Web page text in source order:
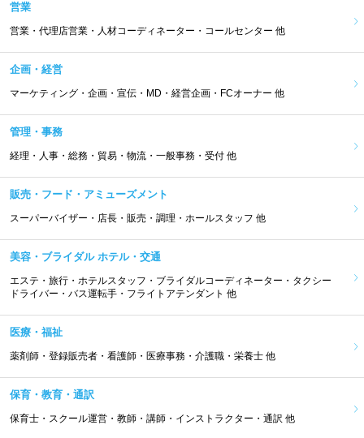
営業
営業・代理店営業・人材コーディネーター・コールセンター 他
企画・経営
マーケティング・企画・宣伝・MD・経営企画・FCオーナー 他
管理・事務
経理・人事・総務・貿易・物流・一般事務・受付 他
販売・フード・アミューズメント
スーパーバイザー・店長・販売・調理・ホールスタッフ 他
美容・ブライダル ホテル・交通
エステ・旅行・ホテルスタッフ・ブライダルコーディネーター・タクシー
ドライバー・バス運転手・フライトアテンダント 他
医療・福祉
薬剤師・登録販売者・看護師・医療事務・介護職・栄養士 他
保育・教育・通訳
保育士・スクール運営・教師・講師・インストラクター・通訳 他